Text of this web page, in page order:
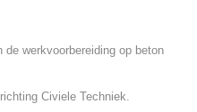
de werkvoorbereiding op beton
Civiele Techniek.